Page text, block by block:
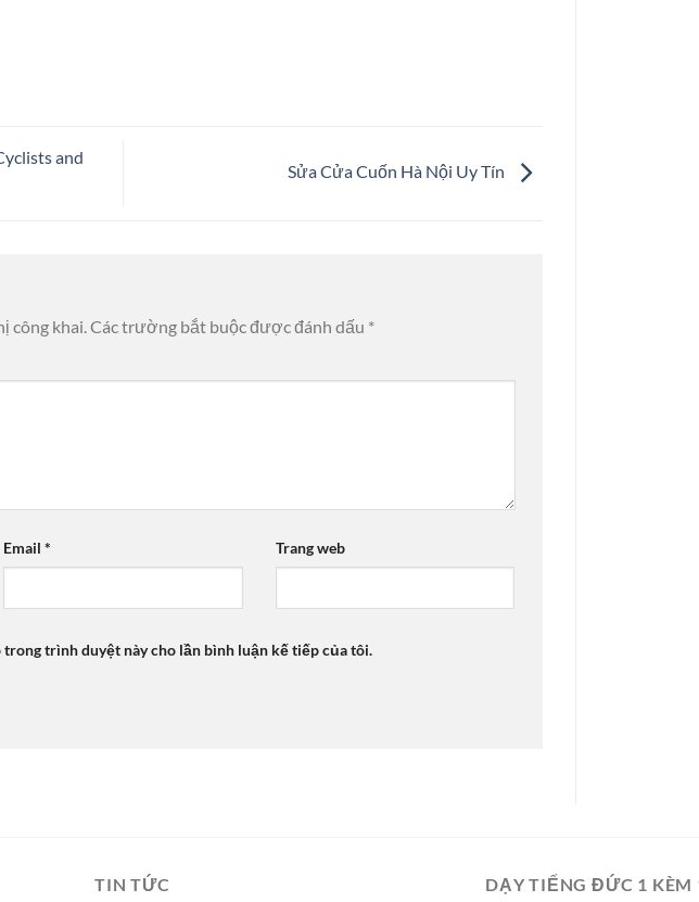
and
Sửa Cửa Cuốn Hà Nội Uy Tín
công khai.Các trường bắt buộc được đánh dấu *
Email * Trang web
trong trình duyệt này cho lần bình luận kế tiếp của tôi.
TIN TỨC DẠY TIẾNG ĐỨC 1 KÈM